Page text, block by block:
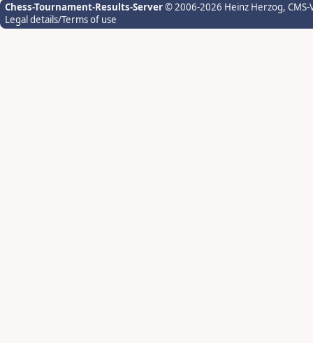
Chess-Tournament-Results-Server© 2006-2026 Heinz Herzog,
Legal details/Terms of use